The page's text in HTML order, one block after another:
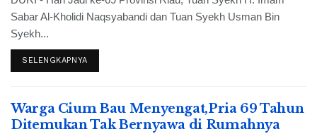
Sabar Al-Kholidi Naqsyabandi dan Tuan Syekh Usman Bin
Syekh...
SELENGKAPNYA
Warga Cium Bau Menyengat,Pria 69 Tahun
Ditemukan Tak Bernyawa di Rumahnya